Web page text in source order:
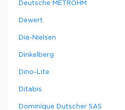
Deutsche METROHM
Dewert
Dia-Nielsen
Dinkelberg
Dino-Lite
Ditabis
Dominique Dutscher SAS